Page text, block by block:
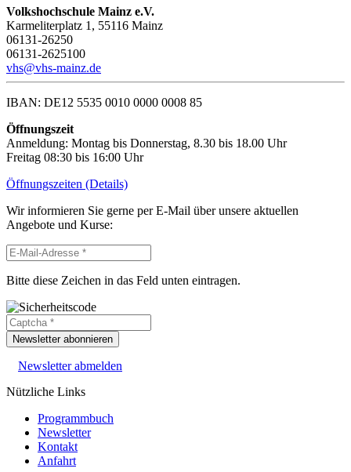
Volkshochschule Mainz e.V.
Karmeliterplatz 1, 55116 Mainz
06131-26250
06131-2625100
vhs@vhs-mainz.de
IBAN: DE12 5535 0010 0000 0008 85
Öffnungszeit
Anmeldung: Montag bis Donnerstag, 8.30 bis 18.00 Uhr
Freitag 08:30 bis 16:00 Uhr
Öffnungszeiten (Details)
Wir informieren Sie gerne per E-Mail über unsere aktuellen
Angebote und Kurse:
Bitte diese Zeichen in das Feld unten eintragen.
Newsletter abonnieren
Newsletter abmelden
Nützliche Links
Programmbuch
Newsletter
Kontakt
Anfahrt